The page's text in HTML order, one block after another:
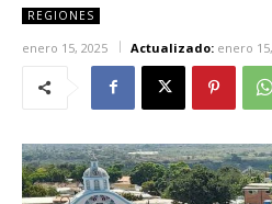
REGIONES
enero 15, 2025 Actualizado: enero